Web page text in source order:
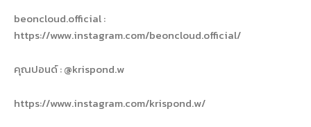
beoncloud.official :
https://www.instagram.com/beoncloud.official/
คุณปอนด์ : @krispond.w
https://www.instagram.com/krispond.w/